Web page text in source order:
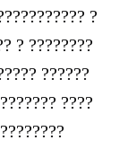
?
? ????????
??????
????